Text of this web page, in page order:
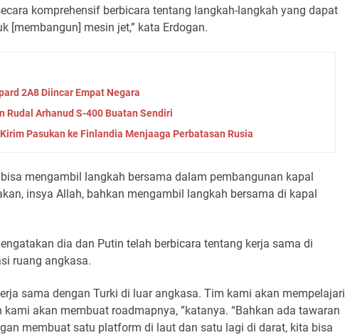
komprehensif berbicara tentang langkah-langkah yang dapat
[membangun] mesin jet,” kata Erdogan.
2A8 Diincar Empat Negara
Rudal Arhanud S-400 Buatan Sendiri
Pasukan ke Finlandia Menjaaga Perbatasan Rusia
mengambil langkah bersama dalam pembangunan kapal
insya Allah, bahkan mengambil langkah bersama di kapal
dia dan Putin telah berbicara tentang kerja sama di
ruang angkasa.
sama dengan Turki di luar angkasa. Tim kami akan mempelajari
akan membuat roadmapnya, ”katanya. “Bahkan ada tawaran
membuat satu platform di laut dan satu lagi di darat, kita bisa